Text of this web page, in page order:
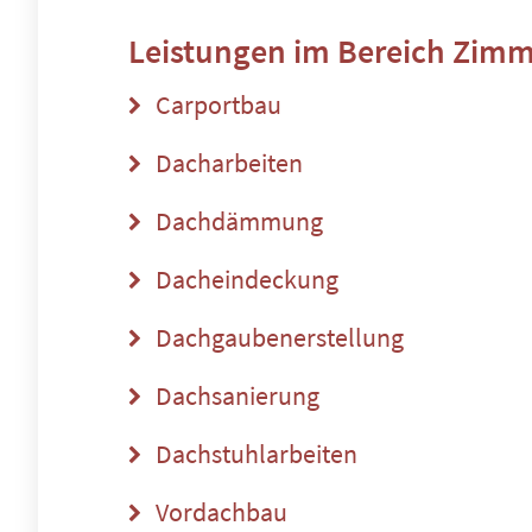
Leistungen im Bereich
Carportbau
Dacharbeiten
Dachdämmung
Dacheindeckung
Dachgaubenerstellung
Dachsanierung
Dachstuhlarbeiten
Vordachbau